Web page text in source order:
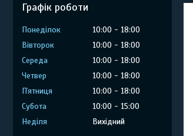
Графік роботи
Понеділок 10:00
18:00
Вівторок
10:00
18:00
Середа
10:00
18:00
Четвер
10:00
18:00
Пʼятниця
10:00
18:00
Субота
10:00
15:00
Неділя
Вихідний